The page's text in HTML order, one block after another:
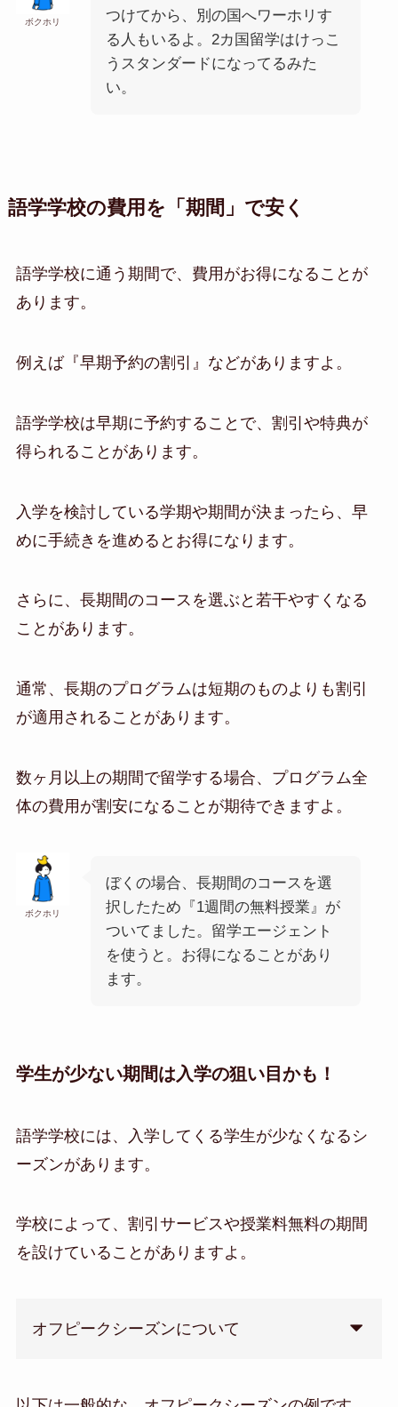
ボクホリ
つけてから、別の国へワーホリす
る人もいるよ。2カ国留学はけっこ
うスタンダードになってるみた
い。
語学学校の費用を「期間」で安く
語学学校に通う期間で、費用がお得になることが
あります。
例えば『早期予約の割引』などがありますよ。
語学学校は早期に予約することで、割引や特典が
得られることがあります。
入学を検討している学期や期間が決まったら、早
めに手続きを進めるとお得になります。
さらに、長期間のコースを選ぶと若干やすくなる
ことがあります。
通常、長期のプログラムは短期のものよりも割引
が適用されることがあります。
数ヶ月以上の期間で留学する場合、プログラム全
体の費用が割安になることが期待できますよ。
ボクホリ
ぼくの場合、長期間のコースを選
択したため『1週間の無料授業』が
ついてました。留学エージェント
を使うと。お得になることがあり
ます。
学生が少ない期間は入学の狙い目かも！
語学学校には、入学してくる学生が少なくなるシ
ーズンがあります。
学校によって、割引サービスや授業料無料の期間
を設けていることがありますよ。
オフピークシーズンについて